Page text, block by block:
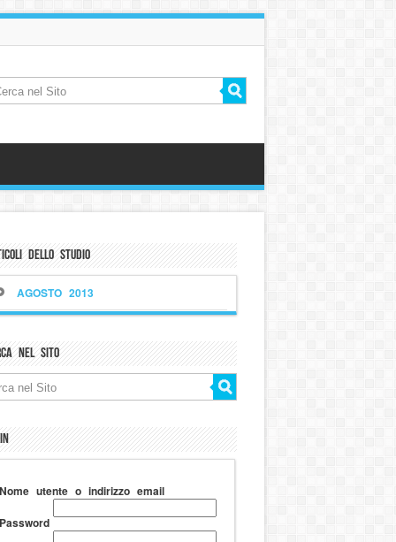
dello Studio
AGOSTO 2013
nel sito
Nome utente o indirizzo email
Password